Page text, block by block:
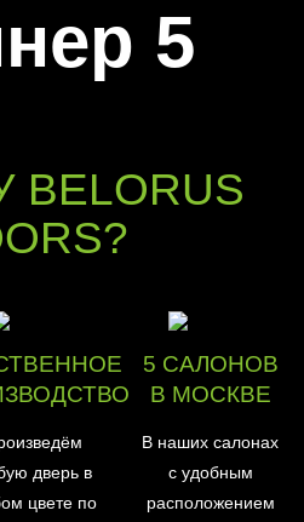
5
дверь в
цвете по
5 САЛОНОВ
В МОСКВЕ
В наших салонах
с удобным
расположением